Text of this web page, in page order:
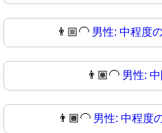
👨🏼‍🦲 男性: 中程度
👨🏽‍🦲 男性:
👨🏾‍🦲 男性: 中程度